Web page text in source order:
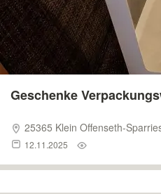
Geschenke
25365 Klein Offenseth-
12.11.2025